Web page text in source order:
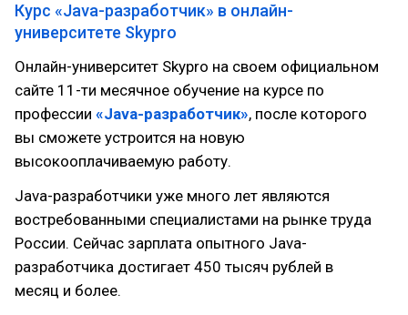
Курс «Java-разработчик» в онлайн-
университете Skypro
Онлайн-университет Skypro на своем официальном
сайте 11-ти месячное обучение на курсе по
профессии «Java-разработчик», после которого
вы сможете устроится на новую
высокооплачиваемую работу.
Java-разработчики уже много лет являются
востребованными специалистами на рынке труда
России. Сейчас зарплата опытного Java-
разработчика достигает 450 тысяч рублей в
месяц и более.